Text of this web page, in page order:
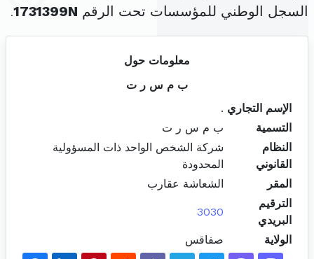
السجل الوطني للمؤسسات تحت الرقم 1731399N
.
معلومات حول
ب م س ر ت
الإسم التجاري .
التسمية
ب م س ر ت
النظام
القانوني
شركة الشخص الواحد ذات المسؤولية
المحدودة
المقر
الشعاشة عقارب
الترقيم
البريدي
3030
الولاية صفاقس